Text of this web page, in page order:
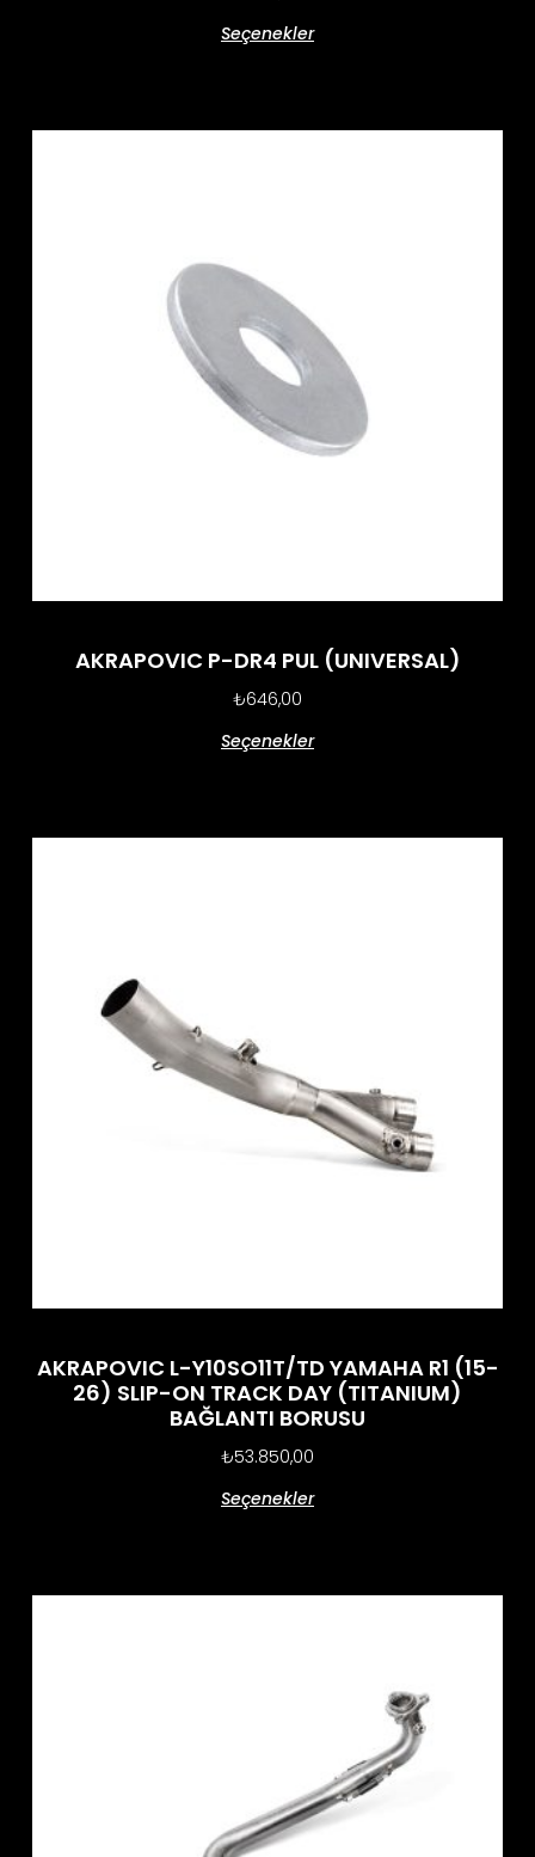
Seçenekler
AKRAPOVIC P-DR4 PUL (UNIVERSAL)
₺646,00
Seçenekler
AKRAPOVIC L-Y10SO11T/TD YAMAHA R1 (15-
26) SLIP-ON TRACK DAY (TITANIUM)
BAĞLANTI BORUSU
₺53.850,00
Seçenekler